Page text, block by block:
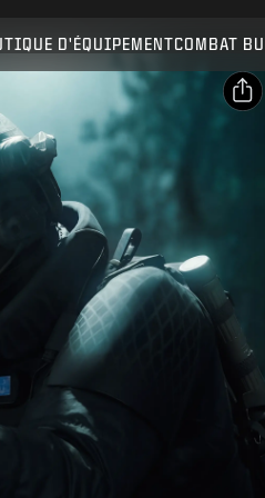
D'ÉQUIPEMENTCOMBAT
L'ACHAT
remplacer ou supprimer
PARTAGER
Facebook
X
Copier le lien